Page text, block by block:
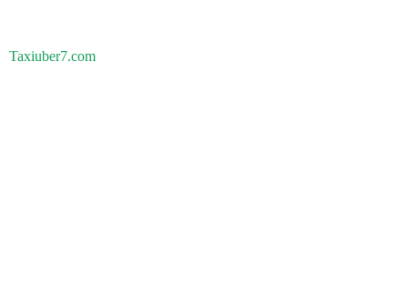
Taxiuber7.com